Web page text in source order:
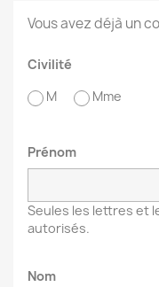
Vous avez déjà un
Civilité
M
Mme
Prénom
Seules les lettres et
autorisés.
Nom